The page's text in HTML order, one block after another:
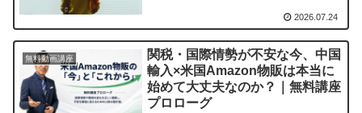
2026.07.24
無料動画講座
関税・国際情勢が不安な今、中国
輸入×米国Amazon物販は本当に
始めて大丈夫なのか？｜無料講座
プロローグ